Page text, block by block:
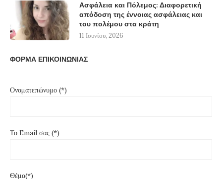
Ασφάλεια και Πόλεμος: Διαφορετική
απόδοση της έννοιας ασφάλειας και
του πολέμου στα κράτη
11 Ιουνίου, 2026
ΦΟΡΜΑ ΕΠΙΚΟΙΝΩΝΙΑΣ
Ονοματεπώνυμο (*)
Το Email σας (*)
Θέμα(*)